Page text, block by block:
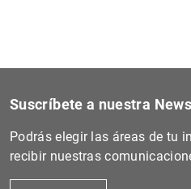
Suscríbete a nuestra
Podrás elegir las áreas de tu
recibir nuestras